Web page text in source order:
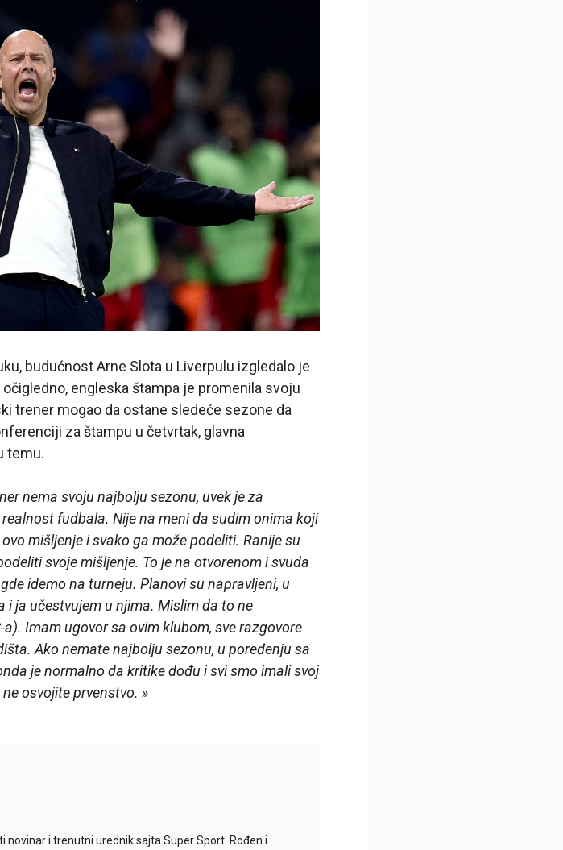
budućnost Arne Slota u Liverpulu izgledalo je
engleska štampa je promenila svoju
trener mogao da ostane sledeće sezone da
za štampu u četvrtak, glavna
temu.
nema svoju najbolju sezonu, uvek je za
fudbala. Nije na meni da sudim onima koji
mišljenje i svako ga može podeliti. Ranije su
svoje mišljenje. To je na otvorenom i svuda
idemo na turneju. Planovi su napravljeni, u
ja učestvujem u njima. Mislim da to ne
Imam ugovor sa ovim klubom, sve razgovore
Ako nemate najbolju sezonu, u poređenju sa
je normalno da kritike dođu i svi smo imali svoj
osvojite prvenstvo. »
novinar i trenutni urednik sajta Super Sport. Rođen i